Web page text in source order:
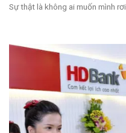
Sự thật là không ai muốn mình